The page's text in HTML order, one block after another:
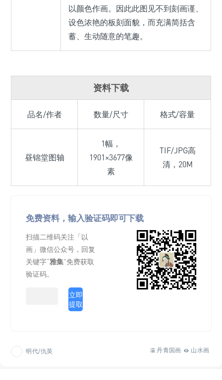
以颜色作画。因此此图见不到刻画谨、
设色浓艳的板刻面貌，而充满简括含
蓄、生动随意的笔趣。
资料下载
品名/作者 数量/尺寸 格式/容量
昼锦堂图轴
1幅，
1901×3677像
素
TIF/JPG高
清，20M
免费资料，输入验证码即可下载
扫描二维码关注「以
画」微信公众号，回复
关键字“雅集”免费获取
验证码。
立即
提取
明代/仇英 山水画
丹青国画